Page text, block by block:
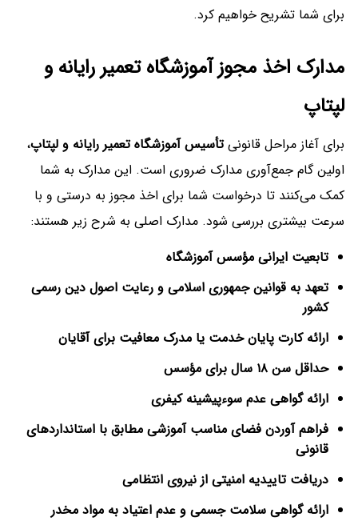
برای شما تشریح خواهیم کرد.
مدارک اخذ مجوز آموزشگاه تعمیر رایانه و
لپتاپ
برای آغاز مراحل قانونیتأسیس آموزشگاه تعمیر رایانه و لپتاپ،
اولین گام جمع‌آوری مدارک ضروری است. این مدارک به شما
کمک می‌کنند تا درخواست شما برای اخذ مجوز به درستی و با
سرعت بیشتری بررسی شود. مدارک اصلی به شرح زیر هستند:
تابعیت ایرانی مؤسس آموزشگاه
تعهد به قوانین جمهوری اسلامی و رعایت اصول دین رسمی
کشور
ارائه کارت پایان خدمت یا مدرک معافیت برای آقایان
حداقل سن ۱۸ سال برای مؤسس
ارائه گواهی عدم سوءپیشینه کیفری
فراهم آوردن فضای مناسب آموزشی مطابق با استانداردهای
قانونی
دریافت تاییدیه امنیتی از نیروی انتظامی
ارائه گواهی سلامت جسمی و عدم اعتیاد به مواد مخدر